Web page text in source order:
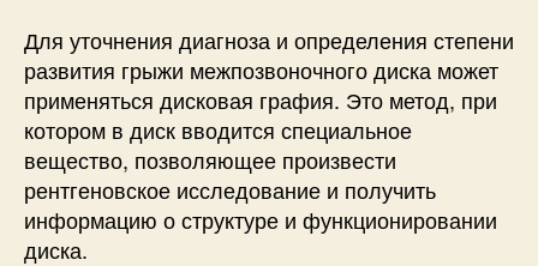
Для уточнения диагноза и определения степени
развития грыжи межпозвоночного диска может
применяться дисковая графия. Это метод, при
котором в диск вводится специальное
вещество, позволяющее произвести
рентгеновское исследование и получить
информацию о структуре и функционировании
диска.